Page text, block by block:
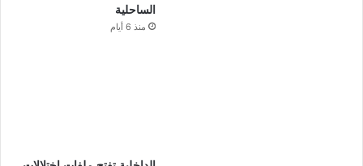
الساحلية
منذ 6 أيام